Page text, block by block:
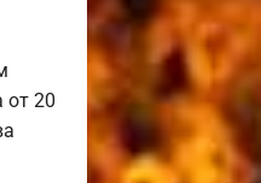
от 20